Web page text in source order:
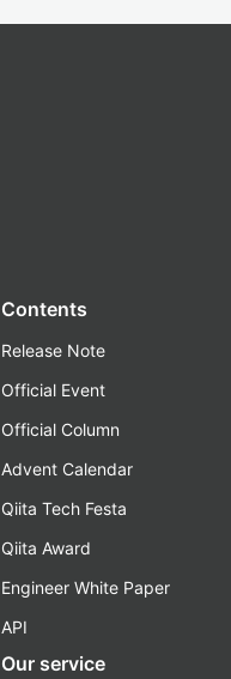
Contents
Release Note
Official Event
Official Column
Advent Calendar
Qiita Tech Festa
Qiita Award
Engineer White Paper
API
Our service